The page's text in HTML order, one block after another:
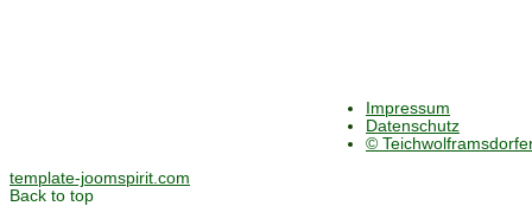
Impressum
Datenschutz
©
template-joomspirit.com
Back to top